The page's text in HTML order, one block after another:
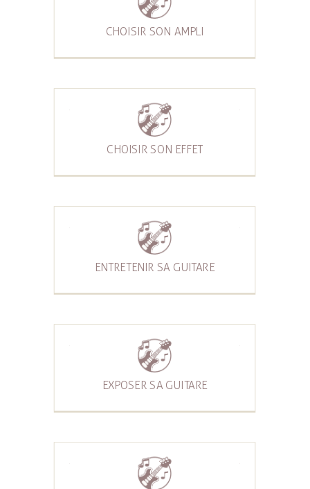
CHOISIR SON AMPLI
CHOISIR SON EFFET
ENTRETENIR SA GUITARE
EXPOSER SA GUITARE